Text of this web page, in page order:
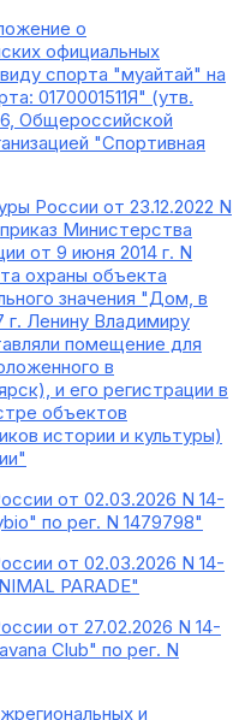
о
официальных
спорта "муайтай" на
0170001511Я" (утв.
Общероссийской
"Спортивная
России от 23.12.2022 N
Министерства
от 9 июня 2014 г. N
охраны объекта
значения "Дом, в
Ленину Владимиру
помещение для
в
и его регистрации в
объектов
истории и культуры)
от 02.03.2026 N 14-
по рег. N 1479798"
от 02.03.2026 N 14-
PARADE"
от 27.02.2026 N 14-
Club" по рег. N
и